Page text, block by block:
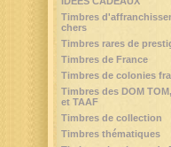
Timbres
chers
Timbres rares de
Timbres de France
Timbres de colonies
Timbres des DOM
et TAAF
Timbres de collection
Timbres thématiques